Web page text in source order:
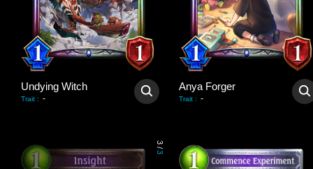
Undying Witch
Trait : -
Anya Forger
Trait : -
3
/
3